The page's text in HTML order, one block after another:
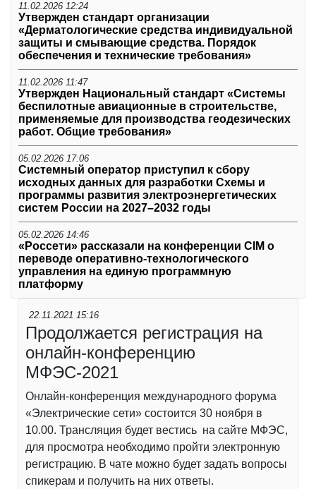
11.02.2026 12:24
Утвержден стандарт организации
«Дерматологические средства индивидуальной
защиты и смывающие средства. Порядок
обеспечения и технические требования»
11.02.2026 11:47
Утвержден Национальный стандарт «Системы
беспилотные авиационные в строительстве,
применяемые для производства геодезических
работ. Общие требования»
05.02.2026 17:06
Системный оператор приступил к сбору
исходных данных для разработки Схемы и
программы развития электроэнергетических
систем России на 2027–2032 годы
05.02.2026 14:46
«Россети» рассказали на конференции CIM о
переводе оперативно-технологического
управления на единую программную
платформу
22.11.2021 15:16
Продолжается регистрация на
онлайн-конференцию
МФЭС-2021
Онлайн-конференция международного форума
«Электрические сети» состоится 30 ноября в
10.00. Трансляция будет вестись на сайте МФЭС,
для просмотра необходимо пройти электронную
регистрацию. В чате можно будет задать вопросы
спикерам и получить на них ответы.